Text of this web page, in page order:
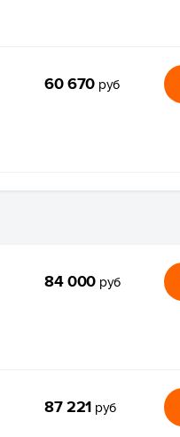
60 670 руб
84 000 руб
87 221 руб